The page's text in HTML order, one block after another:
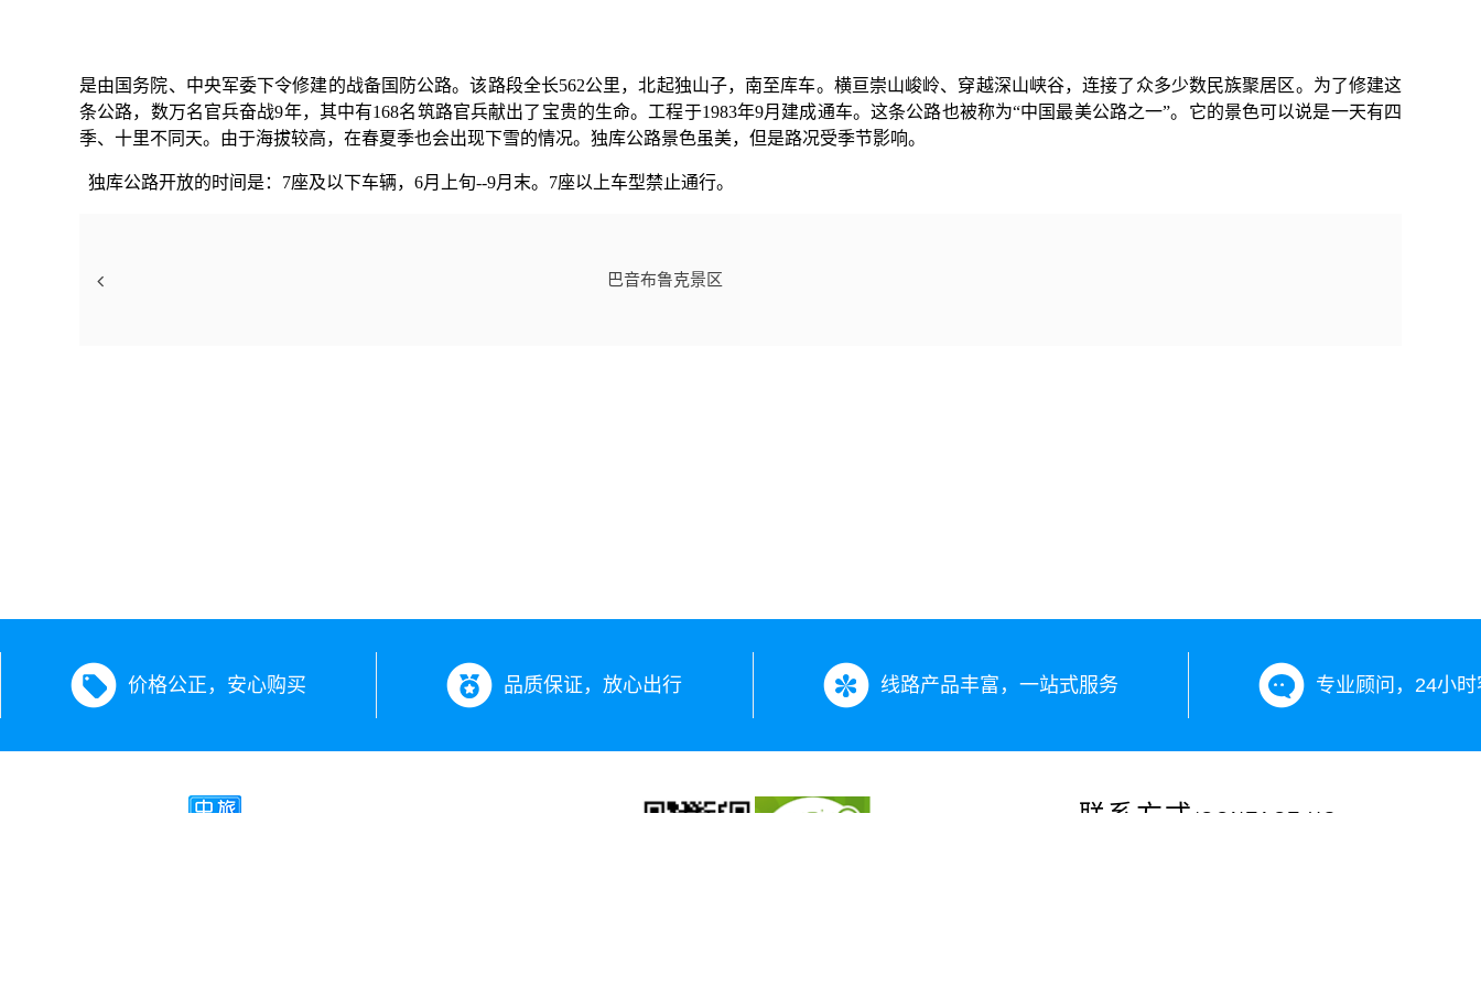
是由国务院、中央军委下令修建的战备国防公路。该路段全长562公里，北起独山子，南至库车。横亘崇山峻岭、穿越深山峡谷，连接了众多少数民族聚居区。为了修建这
条公路，数万名官兵奋战9年，其中有168名筑路官兵献出了 宝贵的生命。工程于1983年9月建成通车。 这条公路也被称为“中国最美公路之一”。它的景色可以说是一天有四
季、十里不同天。由于海拔较高，在春夏季也会出现下雪的情况。独库公路景色虽美，但是路况受季节影响。
独库公路开放的时间是：7座及以下车辆，6月上旬--9月末。7座以上车型禁止通行。
巴音布鲁克景区
价格公正，安心购买 品质保证，放心出行 线路产品丰富，一站式服务 专业顾问，24小时
联系方式 /CONTACT US